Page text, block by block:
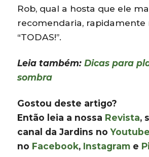
Rob, qual a hosta que ele
recomendaria, rapidamente
“TODAS!”.
Leia também:Dicas para
sombra
Gostou deste artigo?
Então leia a nossa Revista,
canal da Jardins noYoutube
no Facebook, Instagram e